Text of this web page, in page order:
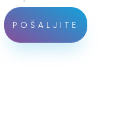
POŠALJITE